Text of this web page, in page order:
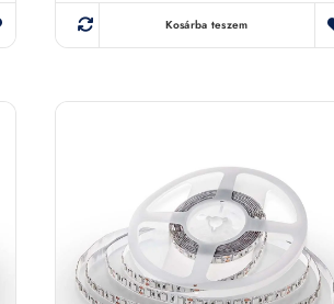
Kosárba teszem